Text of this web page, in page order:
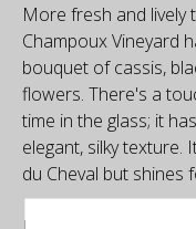
More fresh and lively
Champoux Vineyard
bouquet of cassis,
flowers. There's a
time in the glass; it
elegant, silky texture.
du Cheval but shines